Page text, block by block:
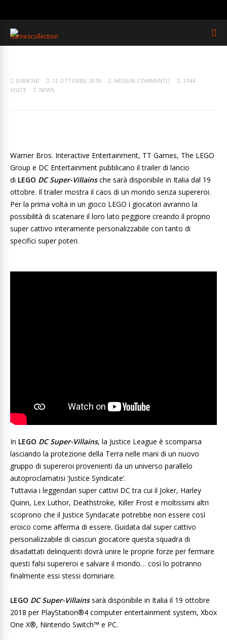
JURIK360 12 OTTOBRE, 2018 NESSUN COMMENTO
1744
VISITE
NEWS
Warner Bros. Interactive Entertainment, TT Games, The LEGO
Group e DC Entertainment pubblicano il trailer di lancio
di LEGO DC Super-Villainsche sarà disponibile in Italia dal 19
ottobre. Il trailer mostra il caos di un mondo senza supereroi.
Per la prima volta in un gioco LEGO i giocatori avranno la
possibilità di scatenare il loro lato peggiore creando il proprio
super cattivo interamente personalizzabile con tanto di
specifici super poteri.
In LEGO DC Super-Villains, la Justice League è scomparsa
lasciando la protezione della Terra nelle mani di un nuovo
gruppo di supereroi provenienti da un universo parallelo
autoproclamatisi ‘Justice Syndicate’.
Tuttavia i leggendari super cattivi DC tra cui il Joker, Harley
Quinn, Lex Luthor, Deathstroke, Killer Frost e moltissimi altri
scoprono che il Justice Syndacate potrebbe non essere così
eroico come afferma di essere. Guidata dal super cattivo
personalizzabile di ciascun giocatore questa squadra di
disadattati delinquenti dovrà unire le proprie forze per fermare
questi falsi supereroi e salvare il mondo… così lo potranno
finalmente essi stessi dominare.
LEGO DC Super-Villainssarà disponibile in Italia il 19 ottobre
2018 per PlayStation®4 computer entertainment system, Xbox
One X®, Nintendo Switch™ e PC.